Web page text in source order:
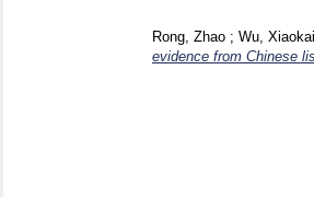
Rong, Zhao ; Wu, Xiaokai
evidence from Chinese